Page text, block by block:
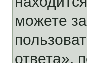
можете
ответа»,